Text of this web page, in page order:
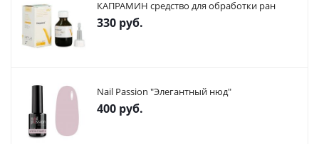
КАПРАМИН средство для обработки ран
330 руб.
Nail Passion "Элегантный нюд"
400 руб.